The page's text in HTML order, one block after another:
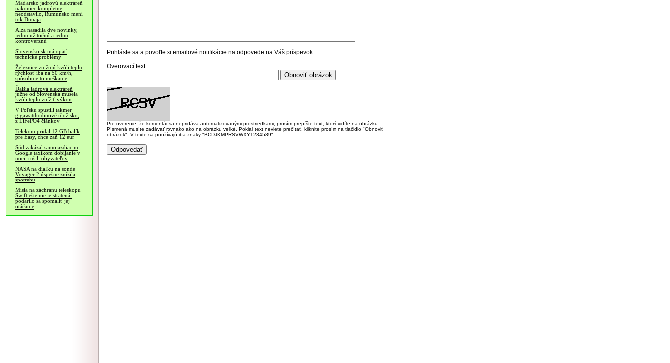
Maďarsko jadrovú elektráreň
nakoniec kompletne
neodstavilo, Rumunsko mení
tok Dunaja
Alza nasadila dve novinky,
jednu užitočnú a jednu
kontroverznú
Slovensko.sk má opäť
technické problémy
Železnice znižujú kvôli teplu
rýchlosť iba na 50 km/h,
spôsobuje to meškanie
Ďalšia jadrová elektráreň
južne od Slovenska musela
kvôli teplu znížiť výkon
V Poľsku spustili takmer
gigawatthodinové úložisko,
z LiFePO4 článkov
Telekom pridal 12 GB balík
pre Easy, chce zaň 12 eur
Súd zakázal samojazdiacim
Google taxíkom dobíjanie v
noci, rušili obyvateľov
NASA na diaľku na sonde
Voyager 2 úspešne znížila
spotrebu
Misia na záchranu teleskopu
Swift ešte nie je stratená,
podarilo sa spomaliť jej
otáčanie
Prihláste sa a povoľte si emailové notifikácie na odpovede na Váš príspevok.
Overovací text:
Pre overenie, že komentár sa nepridáva automatizovanými prostriedkami, prosím prepíšte text, ktorý vidíte na obrázku.
Písmená musíte zadávať rovnako ako na obrázku veľké. Pokiaľ text neviete prečítať, kliknite prosím na tlačidlo "Obnoviť
obrázok". V texte sa používajú iba znaky "BCDJKMPRSVWXY1234589".